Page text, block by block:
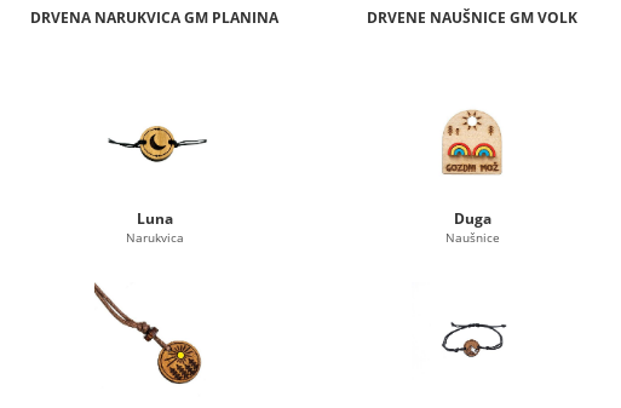
DRVENA NARUKVICA GM PLANINA DRVENE NAUŠNICE GM VOLK
Luna
Narukvica
Duga
Naušnice